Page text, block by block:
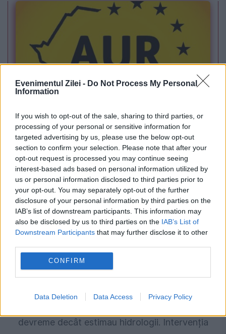
Evenimentul Zilei - Do Not Process My Personal
Information
If you wish to opt-out of the sale, sharing to third parties, or
processing of your personal or sensitive information for
targeted advertising by us, please use the below opt-out
section to confirm your selection. Please note that after your
opt-out request is processed you may continue seeing
interest-based ads based on personal information utilized by
us or personal information disclosed to third parties prior to
your opt-out. You may separately opt-out of the further
disclosure of your personal information by third parties on the
IAB’s list of downstream participants. This information may
also be disclosed by us to third parties on the IAB’s List of
Downstream Participants that may further disclose it to other
CONFIRM
Data Deletion Data Access Privacy Policy
Legea biodiversității a trecut de Comisia
Juridică și de Mediu. Tensiuni între AUR și
USR din cauza termenilor din proiect
devreme decât estimau hidrologii. Intervenția